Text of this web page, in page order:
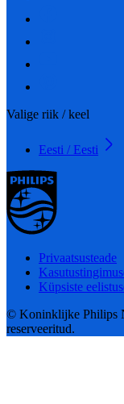
Valige riik / keel
Eesti / Eesti
Privaatsusteade
Küpsiste
© Koninklijke Philips
reserveeritud.